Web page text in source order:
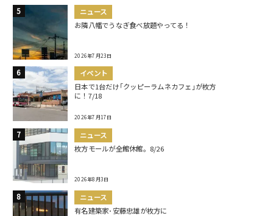
ニュース
お隣八幡でうなぎ食べ放題やってる！
2026年7月23日
イベント
日本で1台だけ｢クッピーラムネカフェ｣が枚方
に！7/18
2026年7月17日
ニュース
枚方モールが全館休館。8/26
2026年8月3日
ニュース
有名建築家･安藤忠雄が枚方に